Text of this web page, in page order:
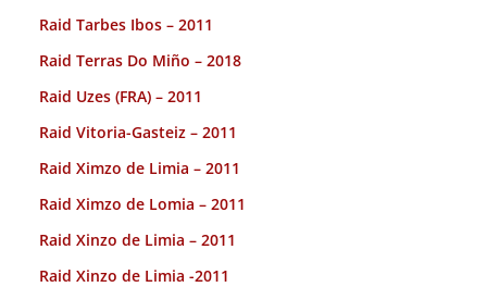
Raid Tarbes Ibos – 2011
Raid Terras Do Miño – 2018
Raid Uzes (FRA) – 2011
Raid Vitoria-Gasteiz – 2011
Raid Ximzo de Limia – 2011
Raid Ximzo de Lomia – 2011
Raid Xinzo de Limia – 2011
Raid Xinzo de Limia -2011